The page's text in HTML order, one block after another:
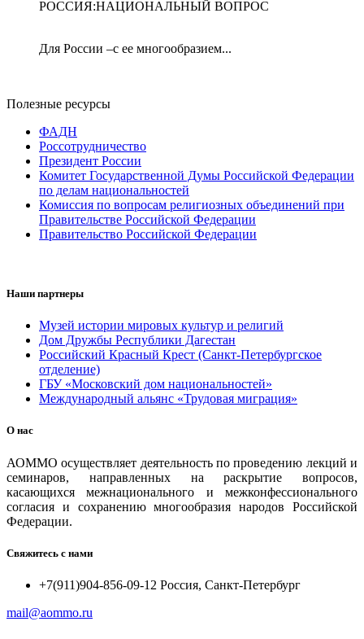
РОССИЯ:НАЦИОНАЛЬНЫЙ ВОПРОС
Для России –с ее многообразием...
Полезные ресурсы
ФАДН
Россотрудничество
Президент России
Комитет Государственной Думы Российской Федерации
по делам национальностей
Комиссия по вопросам религиозных объединений при
Правительстве Российской Федерации
Правительство Российской Федерации
Наши партнеры
Музей истории мировых культур и религий
Дом Дружбы Республики Дагестан
Российский Красный Крест (Санкт-Петербургское
отделение)
ГБУ «Московский дом национальностей»
Международный альянс «Трудовая миграция»
О нас
АОММО осуществляет деятельность по проведению лекций и
семинаров, направленных на раскрытие вопросов,
касающихся межнационального и межконфессионального
согласия и сохранению многообразия народов Российской
Федерации.
Свяжитесь с нами
+7(911)904-856-09-12 Россия, Санкт-Петербург
mail@aommo.ru